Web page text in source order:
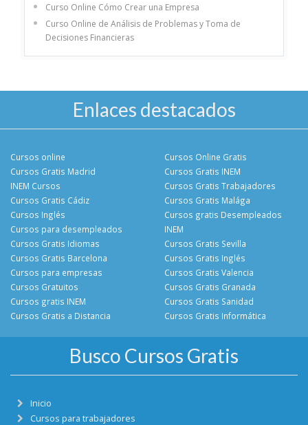
Curso Online Cómo Crear una Empresa
Curso Online de Análisis de Problemas y Toma de
Decisiones Financieras
Enlaces destacados
Cursos online
Cursos Gratis Madrid
INEM Cursos
Cursos Gratis Cádiz
Cursos Online Gratis
Cursos Gratis INEM
Cursos Gratis Trabajadores
Cursos Gratis Malága
Cursos Inglés
Cursos para desempleados
Cursos Gratis Idiomas
Cursos Gratis Barcelona
Cursos gratis Desempleados
INEM
Cursos Gratis Sevilla
Cursos Gratis Inglés
Cursos para empresas
Cursos Gratuitos
Cursos gratis INEM
Cursos Gratis a Distancia
Cursos Gratis Valencia
Cursos Gratis Granada
Cursos Gratis Sanidad
Cursos Gratis Informática
Busco Cursos Gratis
Inicio
Cursos para trabajadores